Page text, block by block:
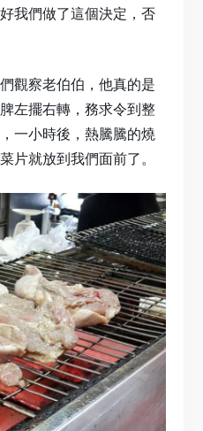
我們做了這個決定，否
觀察老伯伯，他真的是
左擺右轉，務求令到整
一小時後，熱騰騰的燒
片就放到我們面前了。